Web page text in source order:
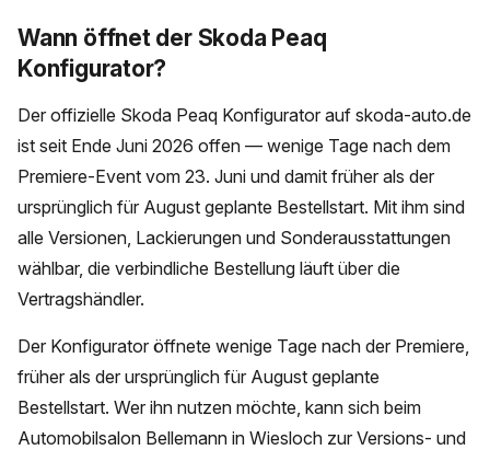
Wann öffnet der Skoda Peaq
Konfigurator?
Der offizielle Skoda Peaq Konfigurator auf skoda-auto.de
ist seit Ende Juni 2026 offen — wenige Tage nach dem
Premiere-Event vom 23. Juni und damit früher als der
ursprünglich für August geplante Bestellstart. Mit ihm sind
alle Versionen, Lackierungen und Sonderausstattungen
wählbar, die verbindliche Bestellung läuft über die
Vertragshändler.
Der Konfigurator öffnete wenige Tage nach der Premiere,
früher als der ursprünglich für August geplante
Bestellstart. Wer ihn nutzen möchte, kann sich beim
Automobilsalon Bellemann in Wiesloch zur Versions- und